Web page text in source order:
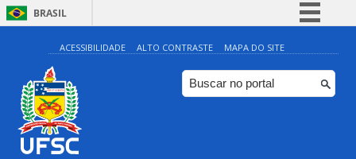
BRASIL
Simplifique!
Comunica BR
Participe
ACESSIBILIDADE ALTO CONTRASTE MAPA DO SITE
0:00